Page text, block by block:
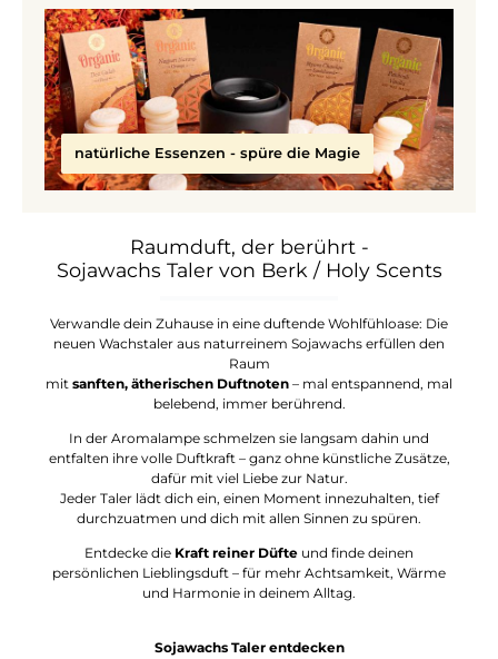
natürliche Essenzen - spüre die Magie
Raumduft, der berührt -
Sojawachs Taler von Berk / Holy Scents
Verwandle dein Zuhause in eine duftende Wohlfühloase: Die
neuen Wachstaler aus naturreinem Sojawachs erfüllen den
Raum
mit sanften, ätherischen Duftnoten – mal entspannend, mal
belebend, immer berührend.
In der Aromalampe schmelzen sie langsam dahin und
entfalten ihre volle Duftkraft – ganz ohne künstliche Zusätze,
dafür mit viel Liebe zur Natur.
Jeder Taler lädt dich ein, einen Moment innezuhalten, tief
durchzuatmen und dich mit allen Sinnen zu spüren.
Entdecke die Kraft reiner Düfte und finde deinen
persönlichen Lieblingsduft – für mehr Achtsamkeit, Wärme
und Harmonie in deinem Alltag.
Sojawachs Taler entdecken